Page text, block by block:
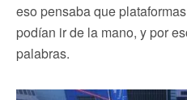
eso pensaba que
podían ir de la mano, y por
palabras.